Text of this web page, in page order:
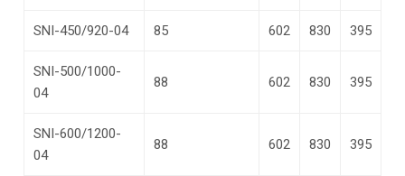
SNI-450/920-04 85 602 830 395
SNI-500/1000-
04
88 602 830 395
SNI-600/1200-
04
88 602 830 395